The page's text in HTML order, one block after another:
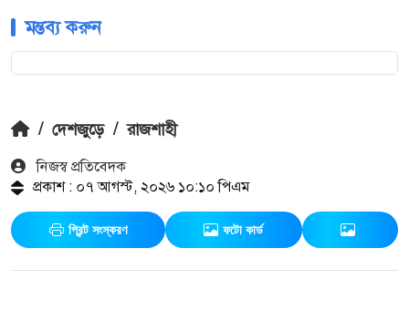
মন্তব্য করুন
/ দেশজুড়ে / রাজশাহী
নিজস্ব প্রতিবেদক
প্রকাশ : ০৭ আগস্ট, ২০২৬ ১০:১০ পিএম
প্রিন্ট সংস্করণ ফটো কার্ড